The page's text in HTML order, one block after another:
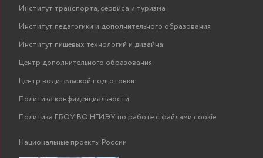
Институт транспорта, сервиса и туризма
Институт педагогики и дополнительного образования
Институт пищевых технологий и дизайна
Центр дополнительного образования
Центр водительской подготовки
Политика конфиденциальности
Политика ГБОУ ВО НГИЭУ по работе с файлами cookie
Национальные проекты России